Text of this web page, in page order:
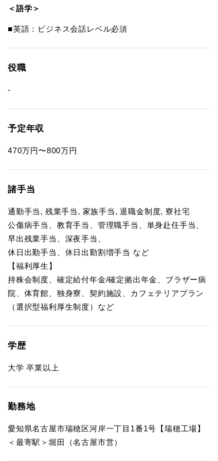
＜語学＞
■英語：ビジネス会話レベル必須
役職
-
予定年収
470万円〜800万円
諸手当
通勤手当, 残業手当, 家族手当, 退職金制度, 寮社宅
公傷病手当、教育手当、管理職手当、単身赴任手当、
早出残業手当、深夜手当、
休日出勤手当、休日出勤割増手当 など
【福利厚生】
持株会制度、確定給付年金/確定拠出年金、ブラザー病
院、体育館、独身寮、契約施設、カフェテリアプラン
（選択型福利厚生制度）など
学歴
大学 卒業以上
勤務地
愛知県名古屋市瑞穂区河岸一丁目1番1号【瑞穂工場】
＜最寄駅＞堀田（名古屋市営）